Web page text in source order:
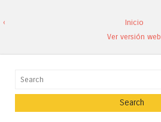
‹
Inicio
Ver versión web
Search